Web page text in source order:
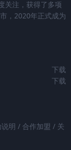
关注，获得了多项
，2020年正式成为
下载
下载
明 / 合作加盟 / 关